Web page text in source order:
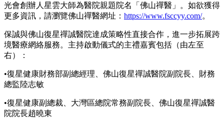
光會創辦人星雲大師為醫院親題院名「佛山禪醫」。如欲獲得
更多資訊，請瀏覽佛山禪醫網址： https://www.fsccyy.com/。
保誠與佛山復星禪誠醫院達成策略性直接合作，進一步拓展跨
境醫療網絡服務。主持啟動儀式的主禮嘉賓包括（由左至
右）：
•復星健康財務部副總經理、佛山復星禪誠醫院副院長、財務
總監陸志敏
•復星健康副總裁、大灣區總院常務副院長、佛山復星禪誠醫
院院長趙曉東